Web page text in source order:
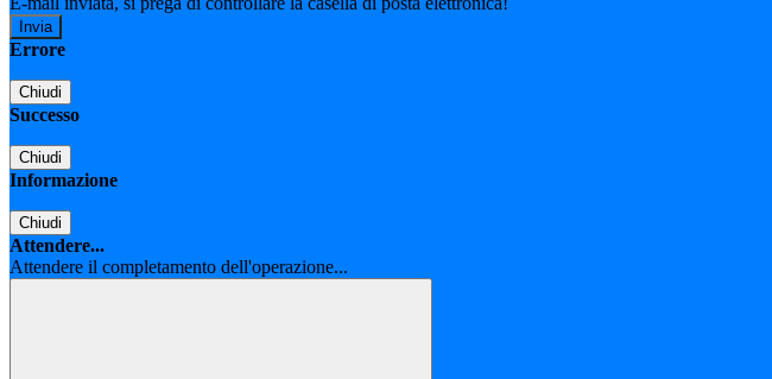
Errore
Chiudi
Successo
Chiudi
Informazione
Chiudi
Attendere...
Attendere il completamento dell'operazione...